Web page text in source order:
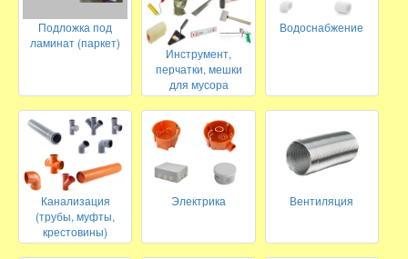
Подложка под
ламинат (паркет)
Инструмент,
перчатки, мешки
для мусора
Водоснабжение
Канализация
(трубы, муфты,
крестовины)
Электрика Вентиляция